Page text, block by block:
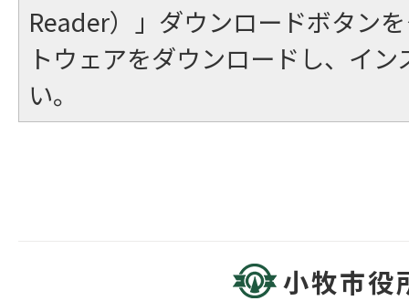
Reader）」ダウンロードボタン
トウェアをダウンロードし、イ
い。
小牧市役